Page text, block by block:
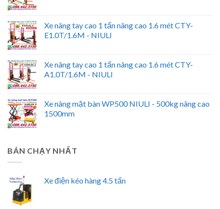
Xe nâng tay cao 1 tấn nâng cao 1.6 mét CTY-
E1.0T/1.6M - NIULI
Xe nâng tay cao 1 tấn nâng cao 1.6 mét CTY-
A1.0T/1.6M - NIULI
Xe nâng mặt bàn WP500 NIULI - 500kg nâng cao
1500mm
BÁN CHẠY NHẤT
Xe điện kéo hàng 4.5 tấn